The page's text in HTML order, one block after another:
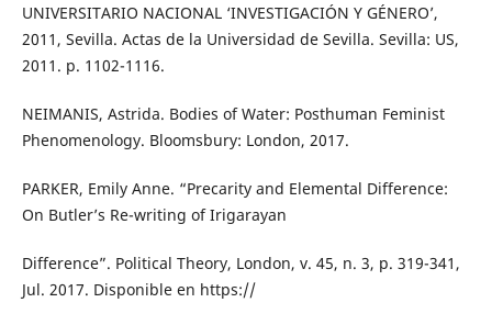
UNIVERSITARIO NACIONAL ‘INVESTIGACIÓN Y GÉNERO’,
2011, Sevilla. Actas de la Universidad de Sevilla. Sevilla: US,
2011. p. 1102-1116.
NEIMANIS, Astrida. Bodies of Water: Posthuman Feminist
Phenomenology. Bloomsbury: London, 2017.
PARKER, Emily Anne. “Precarity and Elemental Difference:
On Butler’s Re-writing of Irigarayan
Difference”. Political Theory, London, v. 45, n. 3, p. 319-341,
Jul. 2017. Disponible en https://